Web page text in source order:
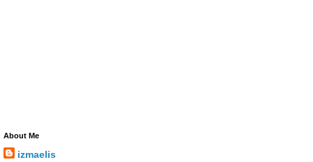
About Me
izmaelis